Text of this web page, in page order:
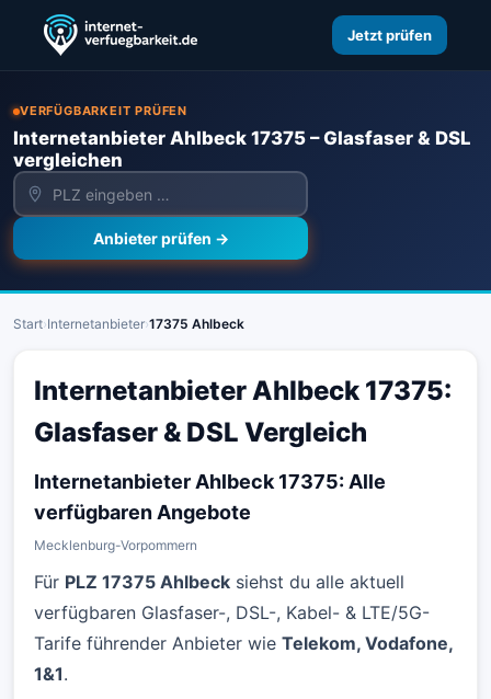
Jetzt prüfen
VERFÜGBARKEIT PRÜFEN
Internetanbieter Ahlbeck 17375 – Glasfaser & DSL
vergleichen
Anbieter prüfen →
Start›Internetanbieter›17375 Ahlbeck
Internetanbieter Ahlbeck 17375:
Glasfaser & DSL Vergleich
Internetanbieter Ahlbeck 17375: Alle
verfügbaren Angebote
Mecklenburg-Vorpommern
Für PLZ 17375 Ahlbeck siehst du alle aktuell
verfügbaren Glasfaser-, DSL-, Kabel- & LTE/5G-
Tarife führender Anbieter wie Telekom, Vodafone,
1&1.